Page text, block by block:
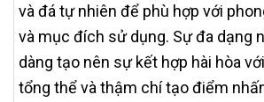
và đá tự nhiên để phù hợp với
và mục đích sử dụng. Sự đa dạng
dàng tạo nên sự kết hợp hài hòa
tổng thể và thậm chí tạo điểm